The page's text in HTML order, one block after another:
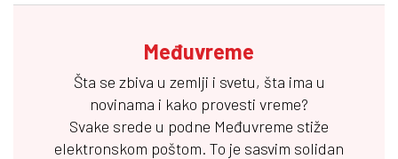
Međuvreme
Šta se zbiva u zemlji i svetu, šta ima u
novinama i kako provesti vreme?
Svake srede u podne Međuvreme stiže
elektronskom poštom. To je sasvim solidan